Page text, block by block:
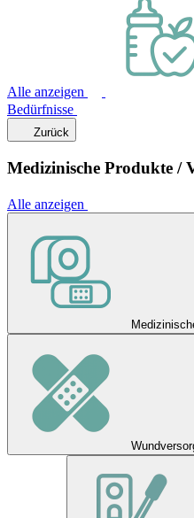
Alle anzeigen
Bedürfnisse
Zurück
Medizinische Produkte /
Alle anzeigen